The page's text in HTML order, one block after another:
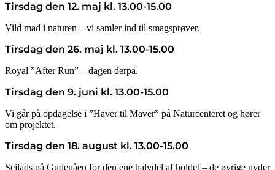
Tirsdag den 12. maj kl. 13.00-15.00
Vild mad i naturen – vi samler ind til smagsprøver.
Tirsdag den 26. maj kl. 13.00-15.00
Royal ”After Run” – dagen derpå.
Tirsdag den 9. juni kl. 13.00-15.00
Vi går på opdagelse i ”Haver til Maver” på Naturcenteret og hører
om projektet.
Tirsdag den 18. august kl. 13.00-15.00
Sejlads på Gudenåen for den ene halvdel af holdet – de øvrige nyder